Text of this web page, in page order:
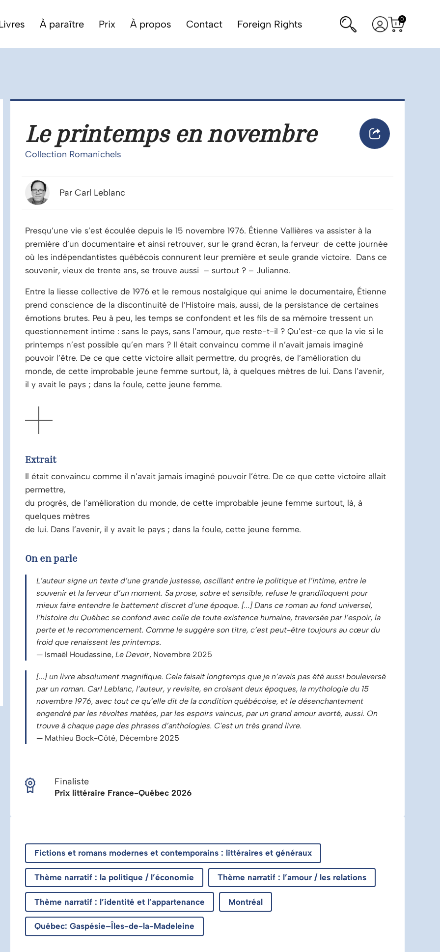
À paraître Prix À propos Contact Foreign Rights RechercherVoir
mon
Voir
le
0
Le printemps en novembre
Collection Romanichels
Par Carl Leblanc
Presqu’une vie s’est écoulée depuis le 15 novembre 1976. Étienne Vallières va assister à la
première d’un documentaire et ainsi retrouver, sur le grand écran, la ferveur de cette journée
où les indépendantistes québécois connurent leur première et seule grande victoire. Dans ce
souvenir, vieux de trente ans, se trouve aussi – surtout ? – Julianne.
Entre la liesse collective de 1976 et le remous nostalgique qui anime le documentaire, Étienne
prend conscience de la discontinuité de l’Histoire mais, aussi, de la persistance de certaines
émotions brutes. Peu à peu, les temps se confondent et les fils de sa mémoire tressent un
questionnement intime : sans le pays, sans l’amour, que reste-t-il ? Qu’est-ce que la vie si le
printemps n’est possible qu’en mars ? Il était convaincu comme il n’avait jamais imaginé
pouvoir l’être. De ce que cette victoire allait permettre, du progrès, de l’amélioration du
monde, de cette improbable jeune femme surtout, là, à quelques mètres de lui. Dans l’avenir,
il y avait le pays ; dans la foule, cette jeune femme.
Extrait
Il était convaincu comme il n’avait jamais imaginé pouvoir l’être. De ce que cette victoire allait
permettre,
du progrès, de l’amélioration du monde, de cette improbable jeune femme surtout, là, à
quelques mètres
de lui. Dans l’avenir, il y avait le pays ; dans la foule, cette jeune femme.
On en parle
L’auteur signe un texte d’une grande justesse, oscillant entre le politique et l’intime, entre le
souvenir et la ferveur d’un moment. Sa prose, sobre et sensible, refuse le grandiloquent pour
mieux faire entendre le battement discret d’une époque. [...] Dans ce roman au fond universel,
l’histoire du Québec se confond avec celle de toute existence humaine, traversée par l’espoir, la
perte et le recommencement. Comme le suggère son titre, c’est peut-être toujours au cœur du
froid que renaissent les printemps.
— Ismaël Houdassine, Le Devoir, Novembre 2025
[...] un livre absolument magnifique. Cela faisait longtemps que je n’avais pas été aussi bouleversé
par un roman. Carl Leblanc, l’auteur, y revisite, en croisant deux époques, la mythologie du 15
novembre 1976, avec tout ce qu’elle dit de la condition québécoise, et le désenchantement
engendré par les révoltes matées, par les espoirs vaincus, par un grand amour avorté, aussi. On
trouve à chaque page des phrases d’anthologies. C'est un très grand livre.
— Mathieu Bock-Côté, Décembre 2025
Finaliste
Prix littéraire France-Québec 2026
Fictions et romans modernes et contemporains : littéraires et généraux
Thème narratif : la politique / l’économie Thème narratif : l’amour / les relations
Thème narratif : l’identité et l’appartenance Montréal
Québec: Gaspésie–Îles-de-la-Madeleine